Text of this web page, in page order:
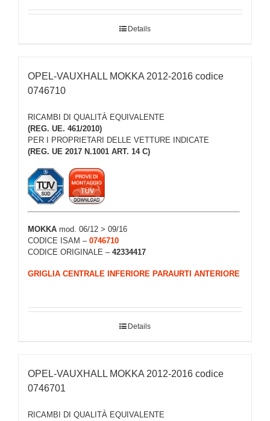
Details
OPEL-VAUXHALL MOKKA 2012-2016 codice
0746710
RICAMBI DI QUALITÀ EQUIVALENTE
(REG. UE. 461/2010)
PER I PROPRIETARI DELLE VETTURE INDICATE
(REG. UE 2017 N.1001 ART. 14 C)
MOKKA mod. 06/12 > 09/16
CODICE ISAM – 0746710
CODICE ORIGINALE – 42334417
GRIGLIA CENTRALE INFERIORE PARAURTI ANTERIORE
Details
OPEL-VAUXHALL MOKKA 2012-2016 codice
0746701
RICAMBI DI QUALITÀ EQUIVALENTE